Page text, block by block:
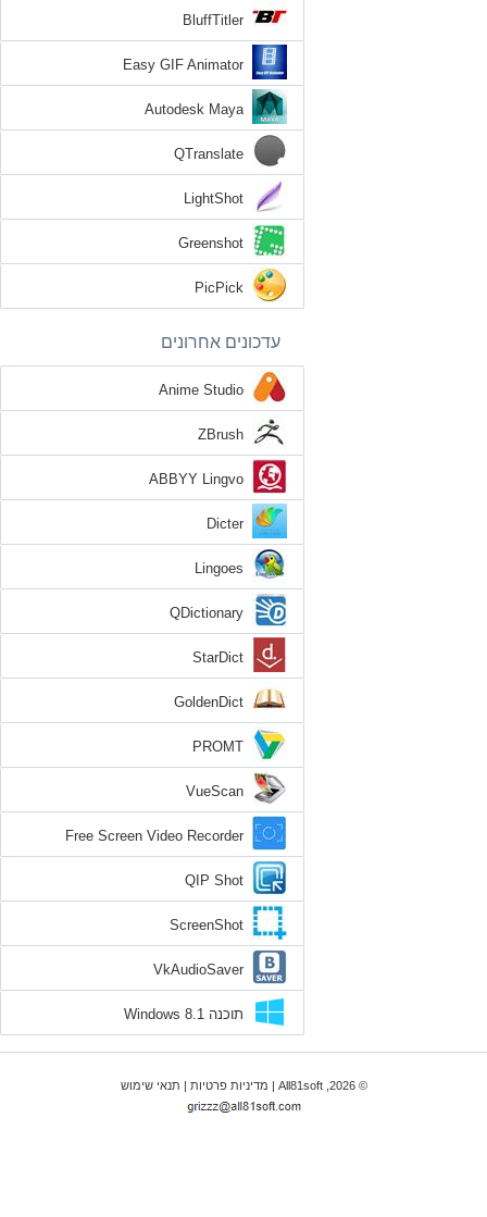
BluffTitler
Easy GIF Animator
Autodesk Maya
QTranslate
LightShot
Greenshot
PicPick
עדכונים אחרונים
Anime Studio
ZBrush
ABBYY Lingvo
Dicter
Lingoes
QDictionary
StarDict
GoldenDict
PROMT
VueScan
Free Screen Video Recorder
QIP Shot
ScreenShot
VkAudioSaver
תוכנה Windows 8.1
© 2026, All81soft | מדיניות פרטיות|תנאי שימוש